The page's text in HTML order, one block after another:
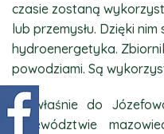
czasie zostaną
lub przemysłu. Dzięki
hydroenergetyka.
powodziami. Są
To właśnie do
województwie